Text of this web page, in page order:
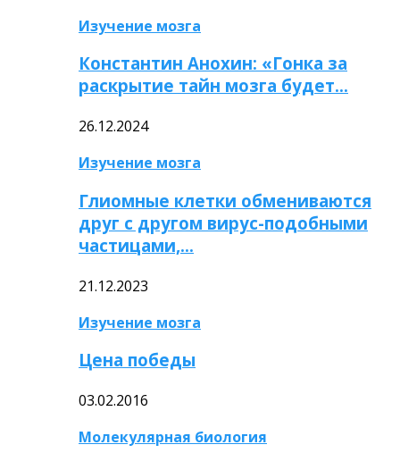
Изучение мозга
Константин Анохин: «Гонка за
раскрытие тайн мозга будет…
26.12.2024
Изучение мозга
Глиомные клетки обмениваются
друг с другом вирус-подобными
частицами,…
21.12.2023
Изучение мозга
Цена победы
03.02.2016
Молекулярная биология